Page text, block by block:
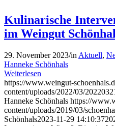
Kulinarische
im Weingut
29. November 2023/in Aktuell,
Hanneke Schönhals
Weiterlesen
https://www.weingut-
content/uploads/2022/03/
Hanneke Schönhals https://
content/uploads/2019/03/
Schönhals2023-11-29 14:10:37